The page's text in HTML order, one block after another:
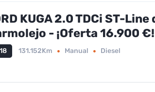
KUGA 2.0 TDCi ST-
- ¡Oferta 16.900 €!
131.152Km Manual Diesel